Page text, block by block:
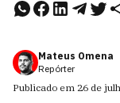
Mateus Omena
Repórter
Publicado em 26 de